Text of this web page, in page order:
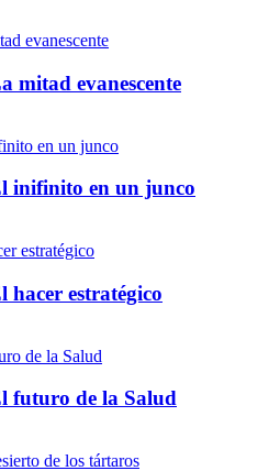
mitad evanescente
inifinito en un junco
estratégico
futuro de la Salud